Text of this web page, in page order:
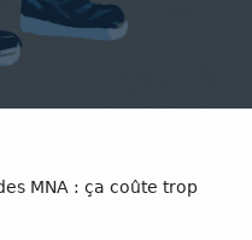
MNA : ça coûte trop